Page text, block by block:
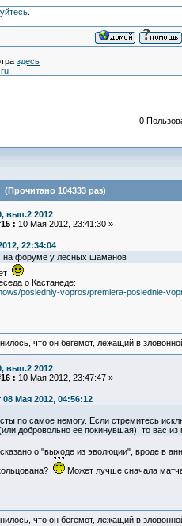
.
здесь
0
104333 раз)
вып.2 2012
: 10 Мая 2012, 23:41:30 »
22:34:04
на форуме у лесных шаманов
о Кастанеде:
posledniy-vopros/premiera-poslednie-
что он бегемот, лежащий в
вып.2 2012
: 10 Мая 2012, 23:47:47 »
Мая 2012, 04:56:12
по самое немогу. Если стремитесь
добровольно ее покинувшая), то вас
сказано о "выходе из эволюции", вроде в
Может лучше сначала
что он бегемот, лежащий в